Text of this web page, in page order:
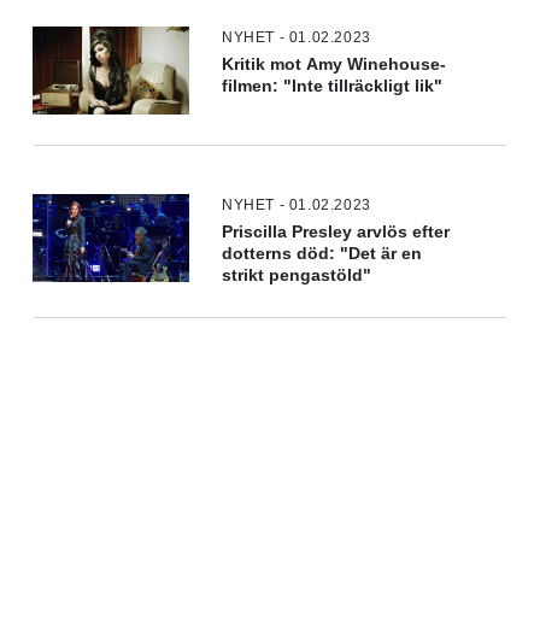
NYHET - 01.02.2023
Kritik mot Amy Winehouse-
filmen: "Inte tillräckligt lik"
NYHET - 01.02.2023
Priscilla Presley arvlös efter
dotterns död: "Det är en
strikt pengastöld"